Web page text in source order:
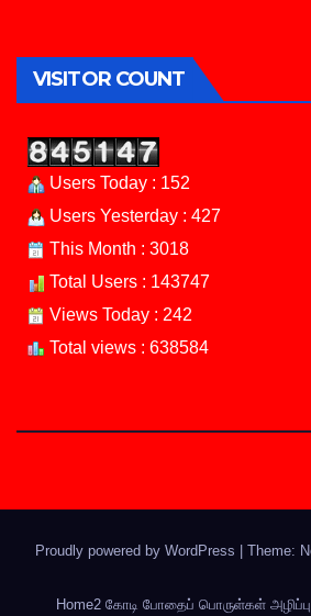
VISITOR COUNT
Users Today : 152
Users Yesterday : 427
This Month : 3018
Total Users : 143747
Views Today : 242
Total views : 638584
Proudly powered by WordPress Theme:
Home2 கோடி போதைப் பொருள்கள்